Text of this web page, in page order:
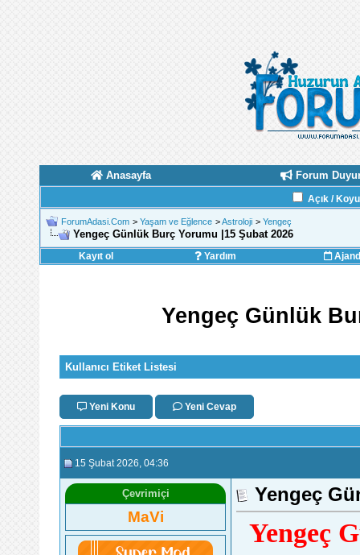
Anasayfa Forum
Açık /
ForumAdasi.Com > Yaşam ve Eğlence >Astroloji > Yengeç
Yengeç Günlük Burç Yorumu |15 Şubat 2026
Kayıt ol Yardım
Yengeç Günlük
Kullanıcı Etiket Listesi
Yeni Konu Yeni Cevap
15 Şubat 2026 , 04:36
Çevrimiçi
MaVi
Yengeç
Yengeç